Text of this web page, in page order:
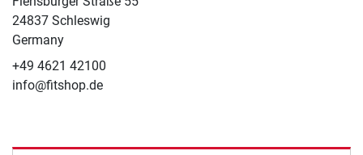
24837 Schleswig
Germany
+49 4621 42100
info@fitshop.de